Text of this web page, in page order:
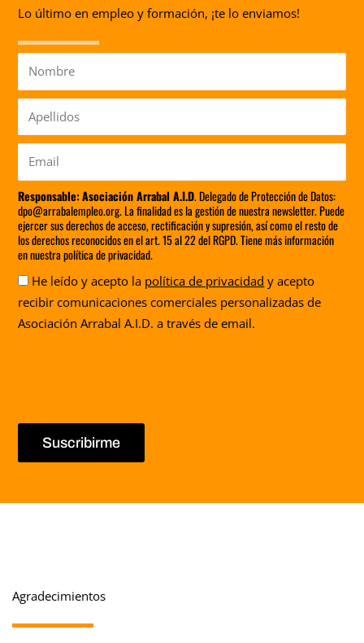
Lo último en empleo y formación, ¡te lo enviamos!
Nombre
Apellidos
Email
Responsable: Asociación Arrabal A.I.D. Delegado de Protección de Datos:
dpo@arrabalempleo.org. La finalidad es la gestión de nuestra newsletter. Puede
ejercer sus derechos de acceso, rectificación y supresión, así como el resto de
los derechos reconocidos en el art. 15 al 22 del RGPD. Tiene más información
en nuestra política de privacidad.
Aceptación
He leído y acepto la política de privacidad y acepto
recibir comunicaciones comerciales personalizadas de
Asociación Arrabal A.I.D. a través de email.
Suscribirme
Agradecimientos